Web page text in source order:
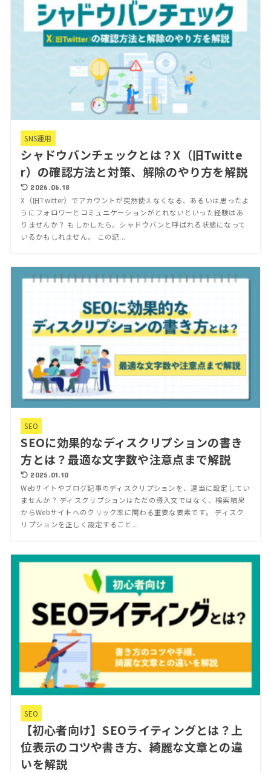
SNS運用
シャドウバンチェックとは？X（旧Twitte
r）の確認方法と対策、解除のやり方を解説
2026.06.18
X（旧Twitter）でアカウントが突然使えなくなる、あるいは思ったよ
うにフォロワーとコミュニケーションがとれないといった経験はあ
りませんか？ もしかしたら、シャドウバンと呼ばれる状態になって
いるかもしれません。 この記...
SEO
SEOに効果的なディスクリプションの書き
方とは？最適な文字数や注意点まで解説
2025.01.10
Webサイトやブログ記事のディスクリプションを、適当に設定してい
ませんか？ ディスクリプションはただの導入文ではなく、検索結果
からWebサイトへのクリック率に関わる重要な要素です。 ディスク
リプションを正しく設定すること...
SEO
【初心者向け】SEOライティングとは？上
位表示のコツや書き方、綺麗な文章との違
いを解説